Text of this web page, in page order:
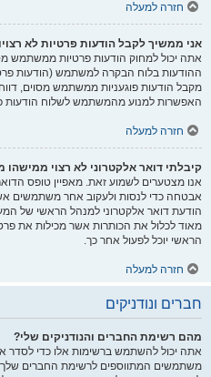
חזרה למעלה
אני ממשיך לקבל הודעות פרטיות לא
אתה יכול למחוק הודעות פרטיות ממשתמש
ההודעות בלוח הבקרה למשתמש (הודעות
מקבל הודעות פוגעניות ממשתמש מסוים,
האפשרות למנוע מהמשתמש לשלוח הודעות
חזרה למעלה
קיבלתי דואר אלקטרוני לא רצוי ממישהו
אנו מצטערים לשמוע זאת. מאפיין טופס
אבטחה כדי לנסות ולעקוב אחר משתמשים
הודעת דואר אלקטרוני למנהל הראשי של
מאוד לכלול את הכותרות אשר מכילות
הראשי יוכל לפעול אחר כך.
חזרה למעלה
חברים ונודניקים
מהם רשימת החברים והנודניקים שלי?
אתה יכול להשתמש ברשימות אלו כדי
משתמשים המתווספים לרשימת החברים